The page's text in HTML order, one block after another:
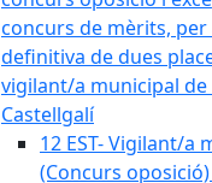
concurs de mèrits,
definitiva de dues
vigilant/a municipal
Castellgalí
12 EST- Vigilant/a
(Concurs